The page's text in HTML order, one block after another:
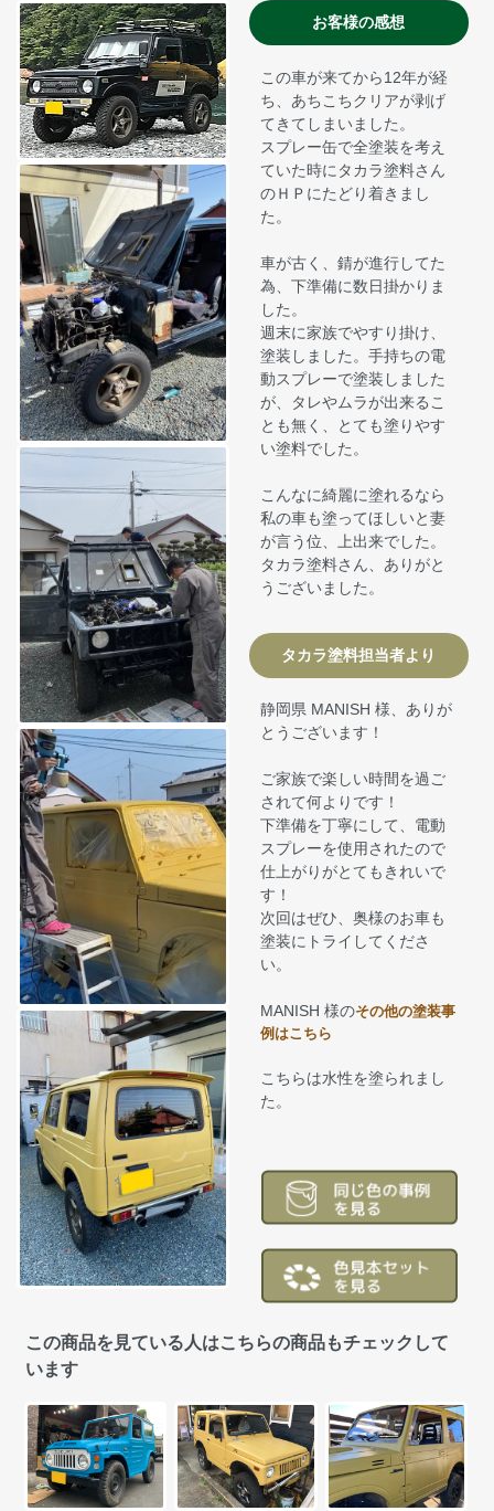
お客様の感想
この車が来てから12年が経
ち、あちこちクリアが剥げ
てきてしまいました。
スプレー缶で全塗装を考え
ていた時にタカラ塗料さん
のＨＰにたどり着きまし
た。
車が古く、錆が進行してた
為、下準備に数日掛かりま
した。
週末に家族でやすり掛け、
塗装しました。手持ちの電
動スプレーで塗装しました
が、タレやムラが出来るこ
とも無く、とても塗りやす
い塗料でした。
こんなに綺麗に塗れるなら
私の車も塗ってほしいと妻
が言う位、上出来でした。
タカラ塗料さん、ありがと
うございました。
タカラ塗料担当者より
静岡県 MANISH 様、ありが
とうございます！
ご家族で楽しい時間を過ご
されて何よりです！
下準備を丁寧にして、電動
スプレーを使用されたので
仕上がりがとてもきれいで
す！
次回はぜひ、奥様のお車も
塗装にトライしてくださ
い。
MANISH 様のその他の塗装事
例はこちら
こちらは水性を塗られまし
た。
この商品を見ている人はこちらの商品もチェックして
います